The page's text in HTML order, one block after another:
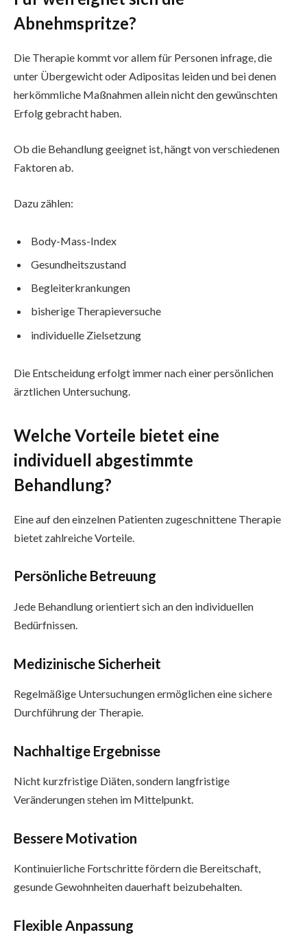
Abnehmspritze?
Die Therapie kommt vor allem für Personen infrage, die
unter Übergewicht oder Adipositas leiden und bei denen
herkömmliche Maßnahmen allein nicht den gewünschten
Erfolg gebracht haben.
Ob die Behandlung geeignet ist, hängt von verschiedenen
Faktoren ab.
Dazu zählen:
Body-Mass-Index
Gesundheitszustand
Begleiterkrankungen
bisherige Therapieversuche
individuelle Zielsetzung
Die Entscheidung erfolgt immer nach einer persönlichen
ärztlichen Untersuchung.
Welche Vorteile bietet eine
individuell abgestimmte
Behandlung?
Eine auf den einzelnen Patienten zugeschnittene Therapie
bietet zahlreiche Vorteile.
Persönliche Betreuung
Jede Behandlung orientiert sich an den individuellen
Bedürfnissen.
Medizinische Sicherheit
Regelmäßige Untersuchungen ermöglichen eine sichere
Durchführung der Therapie.
Nachhaltige Ergebnisse
Nicht kurzfristige Diäten, sondern langfristige
Veränderungen stehen im Mittelpunkt.
Bessere Motivation
Kontinuierliche Fortschritte fördern die Bereitschaft,
gesunde Gewohnheiten dauerhaft beizubehalten.
Flexible Anpassung